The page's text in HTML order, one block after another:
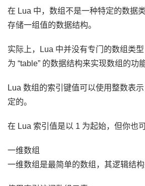
在 Lua 中，数组不是一种特定的数据
存储一组值的数据结构。
实际上，Lua 中并没有专门的数组类
为 “table” 的数据结构来实现数组的功能
Lua 数组的索引键值可以使用整数表
定的。
在 Lua 索引值是以 1 为起始，但你也
一维数组
一维数组是最简单的数组，其逻辑结构